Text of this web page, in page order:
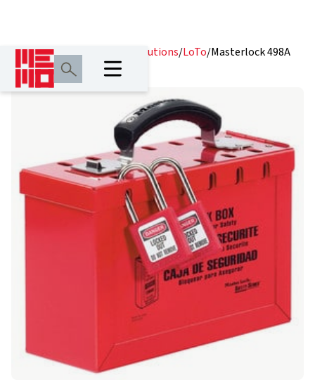
Home/Producten Safety Solutions/LoTo/Masterlock 498A